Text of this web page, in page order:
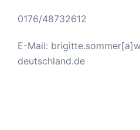
0176/48732612
E-Mail:
deutschland.de